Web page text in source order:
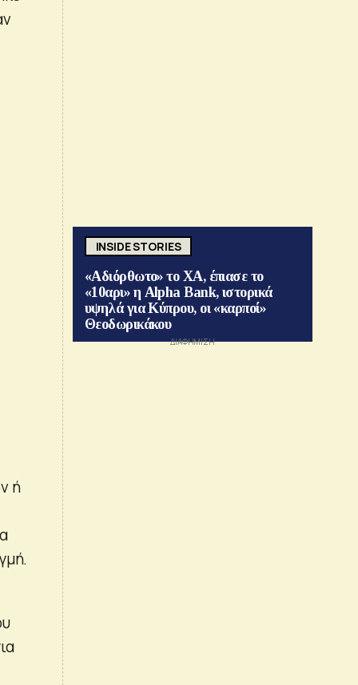
ή
INSIDE STORIES
«Αδιόρθωτο» το ΧΑ, έπιασε το
«10αρι» η Alpha Bank, ιστορικά
υψηλά για Κύπρου, οι «καρποί»
Θεοδωρικάκου